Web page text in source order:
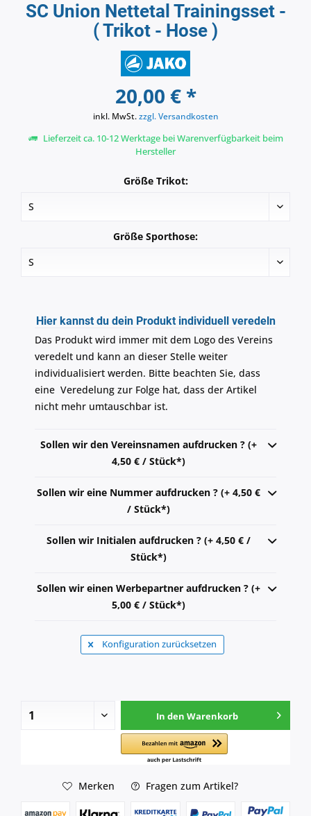
SC Union Nettetal Trainingsset -
( Trikot - Hose )
20,00 € *
inkl. MwSt.zzgl. Versandkosten
Lieferzeit ca. 10-12 Werktage bei Warenverfügbarkeit beim
Hersteller
Größe Trikot:
Größe Sporthose:
Hier kannst du dein Produkt individuell veredeln
Das Produkt wird immer mit dem Logo des Vereins
veredelt und kann an dieser Stelle weiter
individualisiert werden. Bitte beachten Sie, dass
eine Veredelung zur Folge hat, dass der Artikel
nicht mehr umtauschbar ist.
Sollen wir den Vereinsnamen aufdrucken ? (+
4,50 € / Stück*)
Sollen wir eine Nummer aufdrucken ? (+ 4,50 €
/ Stück*)
Sollen wir Initialen aufdrucken ? (+ 4,50 € /
Stück*)
Sollen wir einen Werbepartner aufdrucken ? (+
5,00 € / Stück*)
Konfiguration zurücksetzen
In den Warenkorb
Merken Fragen zum Artikel?